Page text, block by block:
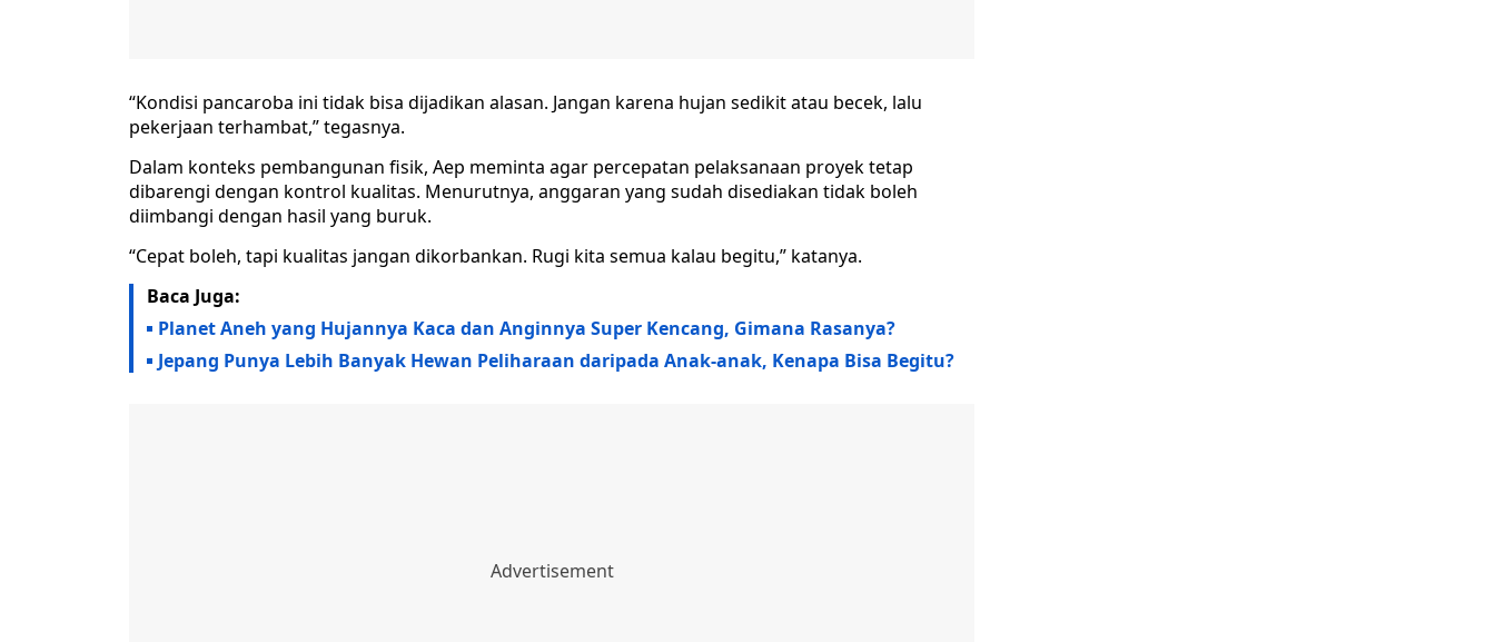
“Kondisi pancaroba ini tidak bisa dijadikan alasan. Jangan karena hujan sedikit atau becek, lalu
pekerjaan terhambat,” tegasnya.
Dalam konteks pembangunan fisik, Aep meminta agar percepatan pelaksanaan proyek tetap
dibarengi dengan kontrol kualitas. Menurutnya, anggaran yang sudah disediakan tidak boleh
diimbangi dengan hasil yang buruk.
“Cepat boleh, tapi kualitas jangan dikorbankan. Rugi kita semua kalau begitu,” katanya.
Baca Juga:
Planet Aneh yang Hujannya Kaca dan Anginnya Super Kencang, Gimana Rasanya?
Jepang Punya Lebih Banyak Hewan Peliharaan daripada Anak-anak, Kenapa Bisa Begitu?